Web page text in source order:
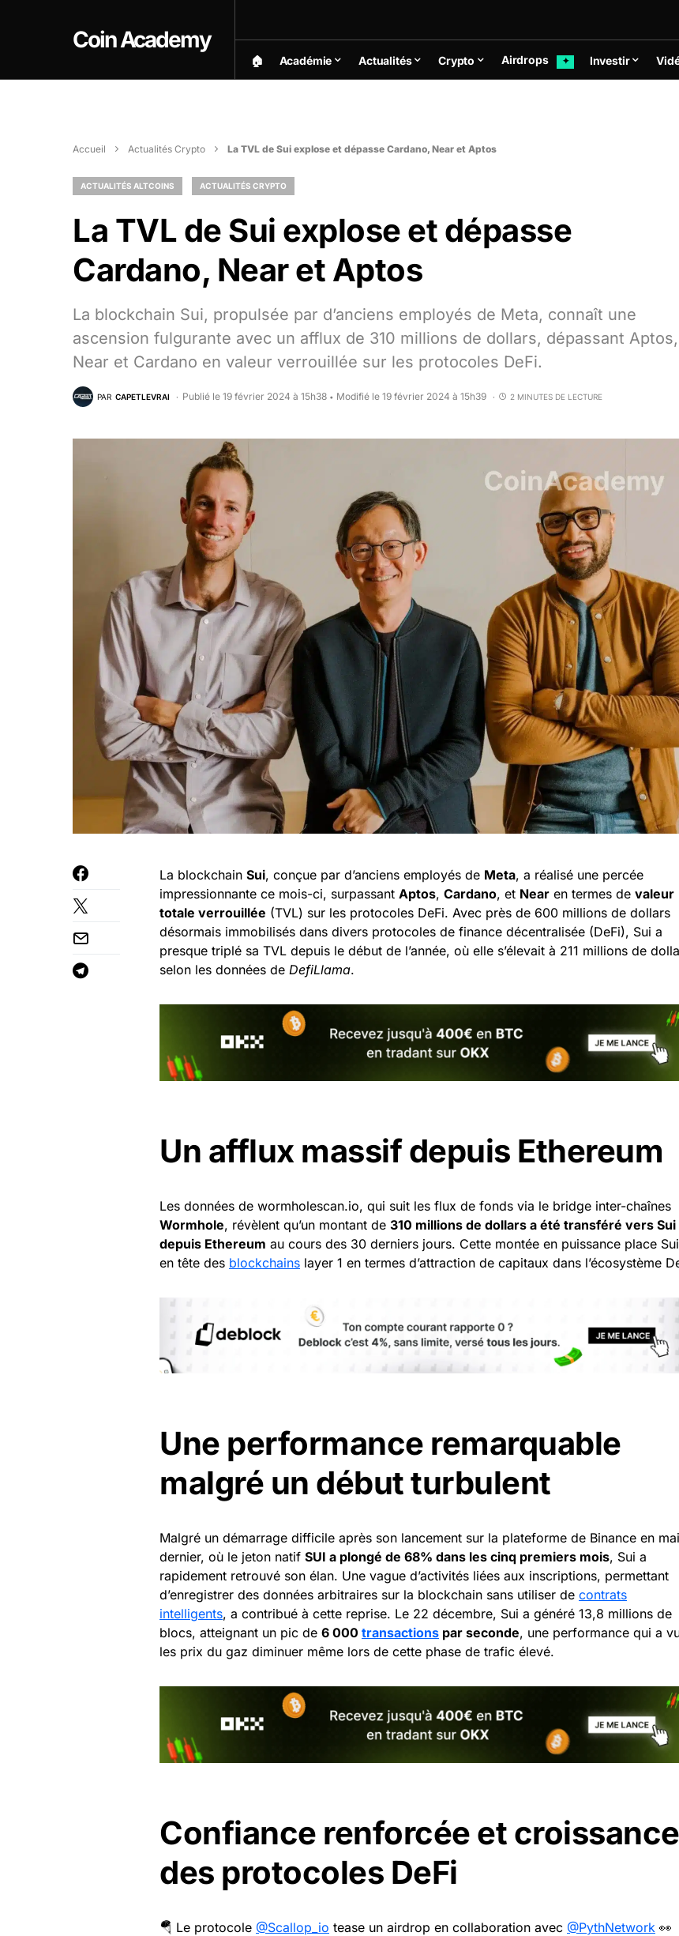
Coin Academy
🏠︎ Académie Actualités Crypto Airdrops ✦ Investir
Accueil Actualités Crypto La TVL de Sui explose et dépasse Cardano, Near et Aptos
ACTUALITÉS ALTCOINS ACTUALITÉS CRYPTO
La TVL de Sui explose et dépasse
Cardano, Near et Aptos
La blockchain Sui, propulsée par d’anciens employés de Meta, connaît une
ascension fulgurante avec un afflux de 310 millions de dollars, dépassant Aptos,
Near et Cardano en valeur verrouillée sur les protocoles DeFi.
PAR CAPETLEVRAI Publié le 19 février 2024 à 15h38 • Modifié le 19 février 2024 à 15h39 2 MINUTES DE LECTURE
La blockchain Sui, conçue par d’anciens employés de Meta, a réalisé une percée
impressionnante ce mois-ci, surpassant Aptos, Cardano, et Near en termes de valeur
totale verrouillée (TVL) sur les protocoles DeFi. Avec près de 600 millions de dollars
désormais immobilisés dans divers protocoles de finance décentralisée (DeFi), Sui a
presque triplé sa TVL depuis le début de l’année, où elle s’élevait à 211 millions de
selon les données de DefiLlama.
Un afflux massif depuis Ethereum
Les données de wormholescan.io, qui suit les flux de fonds via le bridge inter-chaînes
Wormhole, révèlent qu’un montant de 310 millions de dollars a été transféré vers Sui
depuis Ethereum au cours des 30 derniers jours. Cette montée en puissance place Sui
en tête des blockchains layer 1 en termes d’attraction de capitaux dans l’écosystème
Une performance remarquable
malgré un début turbulent
Malgré un démarrage difficile après son lancement sur la plateforme de Binance en mai
dernier, où le jeton natif SUI a plongé de 68% dans les cinq premiers mois, Sui a
rapidement retrouvé son élan. Une vague d’activités liées aux inscriptions, permettant
d’enregistrer des données arbitraires sur la blockchain sans utiliser de contrats
intelligents, a contribué à cette reprise. Le 22 décembre, Sui a généré 13,8 millions de
blocs, atteignant un pic de 6 000 transactions par seconde, une performance qui a
les prix du gaz diminuer même lors de cette phase de trafic élevé.
Confiance renforcée et croissance
des protocoles DeFi
🪂 Le protocole @Scallop_io tease un airdrop en collaboration avec @PythNetwork 👀